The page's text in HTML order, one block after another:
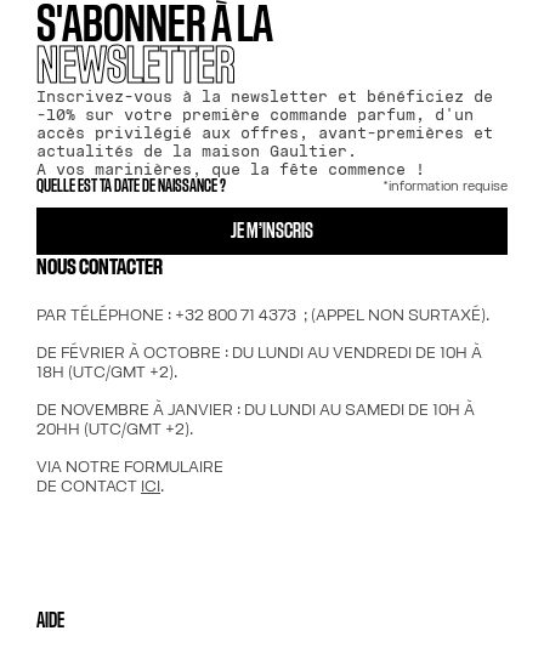
S'ABONNER À LA
NEWSLETTER
Inscrivez-vous à la newsletter et bénéficiez de
-10% sur votre première commande parfum, d'un
accès privilégié aux offres, avant-premières et
actualités de la maison Gaultier.
A vos marinières, que la fête commence !
QUELLE EST TA DATE DE NAISSANCE ? *information requise
JE M’INSCRIS
NOUS CONTACTER
PAR TÉLÉPHONE : +32 800 71 4373 ; (APPEL NON SURTAXÉ).
DE FÉVRIER À OCTOBRE : DU LUNDI AU VENDREDI DE 10H À
18H (UTC/GMT +2).
DE NOVEMBRE À JANVIER : DU LUNDI AU SAMEDI DE 10H À
20HH (UTC/GMT +2).
VIA NOTRE FORMULAIRE
DE CONTACT ICI.
AIDE